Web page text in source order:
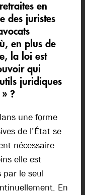
en
des juristes
en plus de
la loi est
qui
juridiques
?
une forme
de l’État se
nécessaire
elle est
par le seul
En